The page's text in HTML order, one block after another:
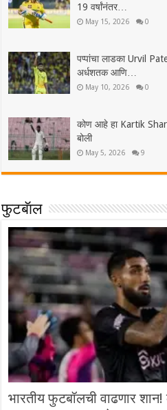
19 वर्षांनंतर…
May 15, 2026 0
पप्पांचा लाडका Urvil
अर्धशतक आणि…
May 10, 2026 0
कोण आहे हा Kartik
बोली
May 5, 2026 9
फुटबॅाल
भारतीय फुटबॉलची वाढणार